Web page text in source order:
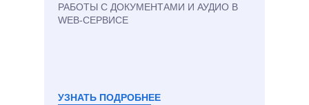
РАБОТЫ С ДОКУМЕНТАМИ И АУДИО В
WEB-СЕРВИСЕ
УЗНАТЬ ПОДРОБНЕЕ